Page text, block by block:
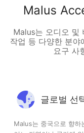
Malus
Malus는 오디오 및
작업 등 다양한 분야
요구 사
글로벌 선
Malus는 중국으로 향하